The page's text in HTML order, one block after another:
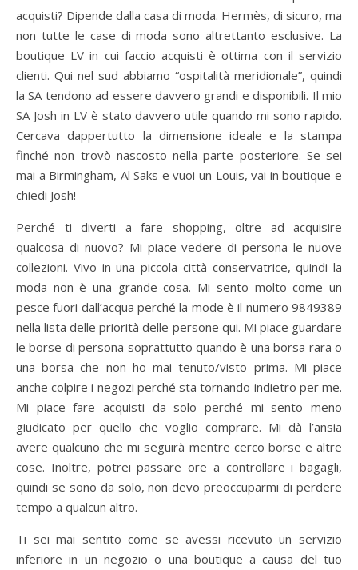
acquisti? Dipende dalla casa di moda. Hermès, di sicuro, ma
non tutte le case di moda sono altrettanto esclusive. La
boutique LV in cui faccio acquisti è ottima con il servizio
clienti. Qui nel sud abbiamo “ospitalità meridionale”, quindi
la SA tendono ad essere davvero grandi e disponibili. Il mio
SA Josh in LV è stato davvero utile quando mi sono rapido.
Cercava dappertutto la dimensione ideale e la stampa
finché non trovò nascosto nella parte posteriore. Se sei
mai a Birmingham, Al Saks e vuoi un Louis, vai in boutique e
chiedi Josh!
Perché ti diverti a fare shopping, oltre ad acquisire
qualcosa di nuovo? Mi piace vedere di persona le nuove
collezioni. Vivo in una piccola città conservatrice, quindi la
moda non è una grande cosa. Mi sento molto come un
pesce fuori dall’acqua perché la mode è il numero 9849389
nella lista delle priorità delle persone qui. Mi piace guardare
le borse di persona soprattutto quando è una borsa rara o
una borsa che non ho mai tenuto/visto prima. Mi piace
anche colpire i negozi perché sta tornando indietro per me.
Mi piace fare acquisti da solo perché mi sento meno
giudicato per quello che voglio comprare. Mi dà l’ansia
avere qualcuno che mi seguirà mentre cerco borse e altre
cose. Inoltre, potrei passare ore a controllare i bagagli,
quindi se sono da solo, non devo preoccuparmi di perdere
tempo a qualcun altro.
Ti sei mai sentito come se avessi ricevuto un servizio
inferiore in un negozio o una boutique a causa del tuo